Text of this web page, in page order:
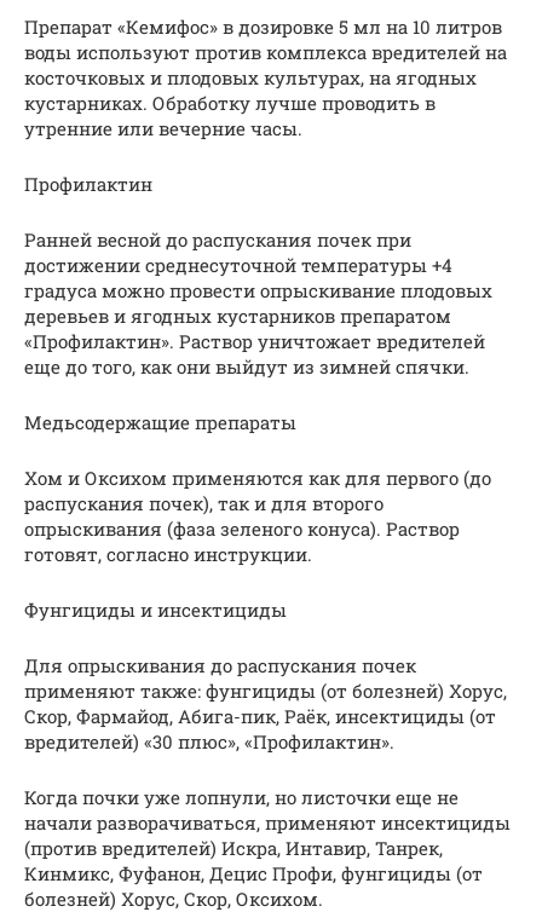
Препарат «Кемифос» в дозировке 5 мл на 10 литров
воды используют против комплекса вредителей на
косточковых и плодовых культурах, на ягодных
кустарниках. Обработку лучше проводить в
утренние или вечерние часы.
Профилактин
Ранней весной до распускания почек при
достижении среднесуточной температуры +4
градуса можно провести опрыскивание плодовых
деревьев и ягодных кустарников препаратом
«Профилактин». Раствор уничтожает вредителей
еще до того, как они выйдут из зимней спячки.
Медьсодержащие препараты
Хом и Оксихом применяются как для первого (до
распускания почек), так и для второго
опрыскивания (фаза зеленого конуса). Раствор
готовят, согласно инструкции.
Фунгициды и инсектициды
Для опрыскивания до распускания почек
применяют также: фунгициды (от болезней) Хорус,
Скор, Фармайод, Абига-пик, Раёк, инсектициды (от
вредителей) «30 плюс», «Профилактин».
Когда почки уже лопнули, но листочки еще не
начали разворачиваться, применяют инсектициды
(против вредителей) Искра, Интавир, Танрек,
Кинмикс, Фуфанон, Децис Профи, фунгициды (от
болезней) Хорус, Скор, Оксихом.